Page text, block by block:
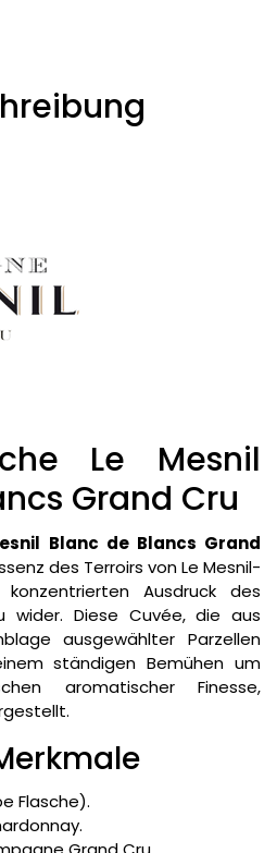
Le Mesnil
Grand Cru
Blanc de Blancs Grand
des Terroirs von Le Mesnil-
Ausdruck des
wider. Diese Cuvée, die aus
ausgewählter Parzellen
ständigen Bemühen um
aromatischer Finesse,
Flasche).